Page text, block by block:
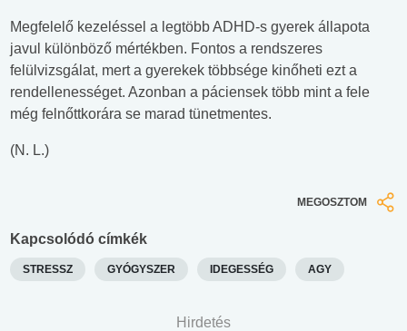
Megfelelő kezeléssel a legtöbb ADHD-s gyerek állapota
javul különböző mértékben. Fontos a rendszeres
felülvizsgálat, mert a gyerekek többsége kinőheti ezt a
rendellenességet. Azonban a páciensek több mint a fele
még felnőttkorára se marad tünetmentes.
(N. L.)
MEGOSZTOM
Kapcsolódó címkék
STRESSZ GYÓGYSZER IDEGESSÉG AGY
Hirdetés